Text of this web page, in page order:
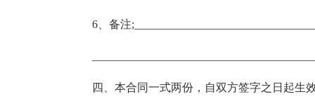
6、备注
四、本合同一式两份，自双方签字之日起生